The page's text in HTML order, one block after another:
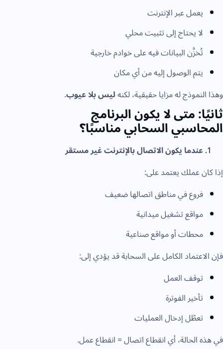
يعمل عبر الإنترنت
لا يحتاج إلى تثبيت محلي
تُخزَّن البيانات فيه على خوادم خارجية
يتم الوصول إليه من أي مكان
النموذج له مزايا حقيقية، لكنهليس بلا عيوب.
متى لا يكون البرنامج
السحابي مناسبًا؟
عندما يكون الاتصال بالإنترنت غير مستقر
كان عملك يعتمد على:
فروع في مناطق اتصالها ضعيف
مواقع تشغيل ميدانية
محطات أو مواقع صناعية
الاعتماد الكامل على السحابة قد يؤدي إلى:
توقف العمل
تأخير الفوترة
تعطّل إدخال العمليات
هذه الحالة، أي انقطاع اتصال = انقطاع عمل.